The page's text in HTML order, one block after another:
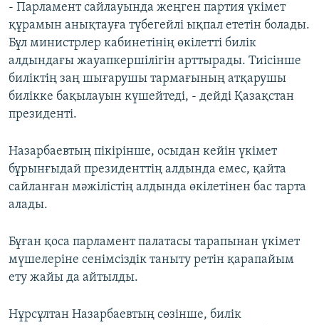
- Парламент сайлауында жеңген партия үкімет
құрамын анықтауға түбегейлі ықпал ететін болады.
Бұл министрлер кабинетінің өкілетті билік
алдындағы жауапкершілігін арттырады. Тиісінше
биліктің заң шығарушы тармағының атқарушы
билікке бақылауын күшейтеді, - дейді Қазақстан
президенті.
Назарбаевтың пікірінше, осыдан кейін үкімет
бұрынғыдай президенттің алдында емес, қайта
сайланған мәжілістің алдында өкілетінен бас тарта
алады.
Бұған қоса парламент палатасы тарапынан үкімет
мүшелеріне сенімсіздік таныту ретін қарапайым
ету жайы да айтылды.
Нұрсұлтан Назарбаевтың сөзінше, билік